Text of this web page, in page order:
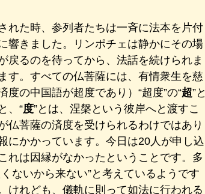
れた時、参列者たちは一斉に法本を片付
響きました。リンポチェは静かにその場
戻るのを待ってから、法話を続けられま
す。すべての仏菩薩には、有情衆生を慈
の中国語が超度であり）“超度”の“超”と
、“度”とは、涅槃という彼岸へと渡すこ
仏菩薩の済度を受けられるわけではあり
にかかっています。今日は20人が申し込
れは因縁がなかったということです。多
ないから来ない”と考えているようです
けれども、儀軌に則って如法に行われる